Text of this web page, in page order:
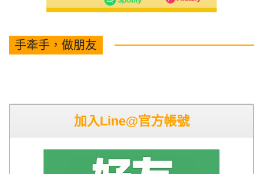
手牽手，做朋友
加入Line@官方帳號